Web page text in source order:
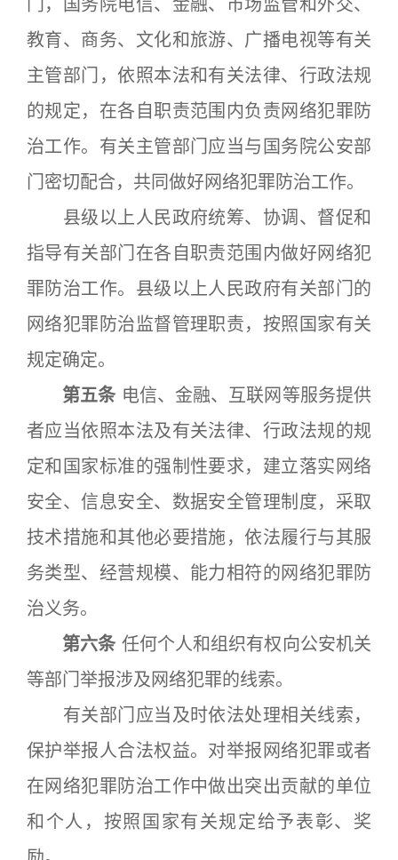
门，国务院电信、金融、市场监管和外交、
教育、商务、文化和旅游、广播电视等有关
主管部门，依照本法和有关法律、行政法规
的规定，在各自职责范围内负责网络犯罪防
治工作。有关主管部门应当与国务院公安部
门密切配合，共同做好网络犯罪防治工作。
县级以上人民政府统筹、协调、督促和
指导有关部门在各自职责范围内做好网络犯
罪防治工作。县级以上人民政府有关部门的
网络犯罪防治监督管理职责，按照国家有关
规定确定。
第五条 电信、金融、互联网等服务提供
者应当依照本法及有关法律、行政法规的规
定和国家标准的强制性要求，建立落实网络
安全、信息安全、数据安全管理制度，采取
技术措施和其他必要措施，依法履行与其服
务类型、经营规模、能力相符的网络犯罪防
治义务。
第六条 任何个人和组织有权向公安机关
等部门举报涉及网络犯罪的线索。
有关部门应当及时依法处理相关线索，
保护举报人合法权益。对举报网络犯罪或者
在网络犯罪防治工作中做出突出贡献的单位
和个人，按照国家有关规定给予表彰、奖